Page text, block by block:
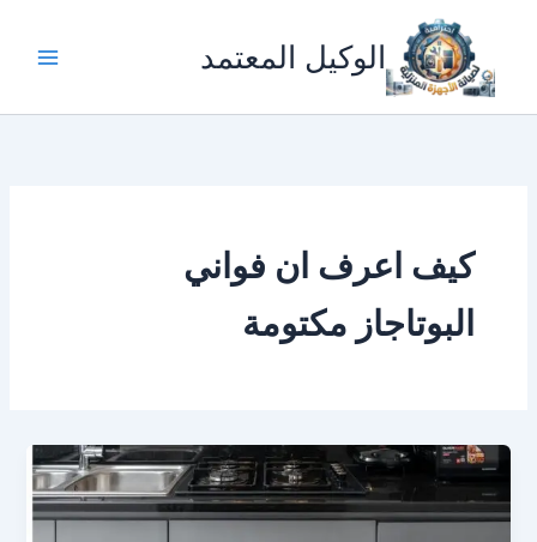
المحتوى
الوكيل المعتمد
كيف اعرف ان فواني
البوتاجاز مكتومة